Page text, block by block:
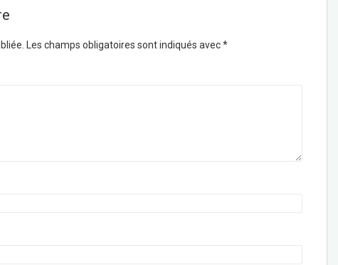
Les champs obligatoires sont indiqués avec*